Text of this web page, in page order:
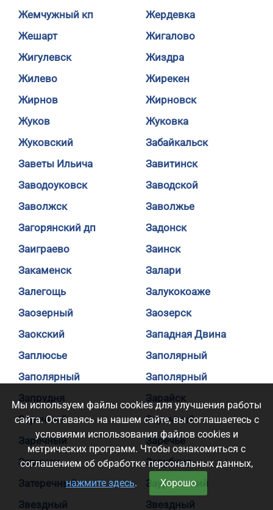
Жемчужный кп
Жердевка
Жешарт
Жигалово
Жигулевск
Жиздра
Жилево
Жирекен
Жирнов
Жирновск
Жуков
Жуковка
Жуковский
Забайкальск
Заветы Ильича
Завитинск
Заводоуковск
Заводской
Заволжск
Заволжье
Загорянский дп
Задонск
Заиграево
Заинск
Закаменск
Залари
Залегощь
Залукокоаже
Заозерный
Заозерск
Заокский
Западная Двина
Заплюсье
Заполярный
Заполярный
Заполярный
Запрудня
Зарайск
Заречный
Заречный
Заречный
Заречье
Заринск
Зарубино
Затеречный
Зауральский
Звездный
Звездный
Мы используем файлы cookies для улучшения работы
сайта. Оставаясь на нашем сайте, вы соглашаетесь с
условиями использования файлов cookies и
метрических программ. Чтобы ознакомиться с
соглашением об обработке персональных данных,
нажмите здесь. Хорошо